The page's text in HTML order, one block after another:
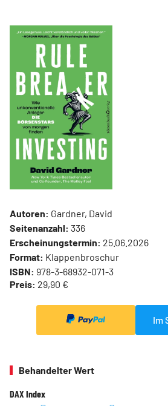
Autoren: Gardner, David
Seitenanzahl: 336
Erscheinungstermin: 25.06.2026
Format: Klappenbroschur
ISBN: 978-3-68932-071-3
Preis: 29,90 €
Im
Behandelter Wert
DAX Index